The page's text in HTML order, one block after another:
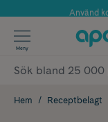
Använd
Meny
Hem Receptbelagt